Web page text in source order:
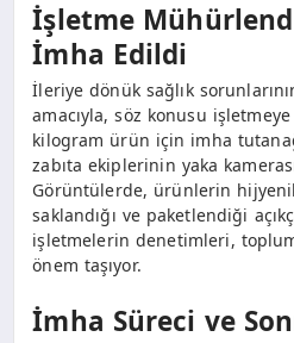
İşletme
İmha Edildi
İleriye dönük sağlık
amacıyla, söz konusu
kilogram ürün için imha
zabıta ekiplerinin yaka
Görüntülerde, ürünlerin
saklandığı ve paketlendiği
işletmelerin denetimleri, toplum
önem taşıyor.
İmha Süreci ve